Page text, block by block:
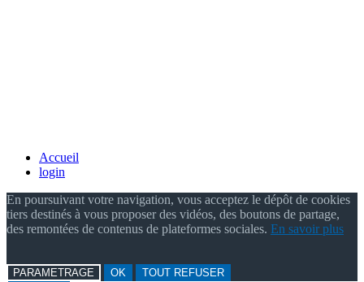
Accueil
login
En poursuivant votre navigation, vous acceptez le dépôt de cookies
tiers destinés à vous proposer des vidéos, des boutons de partage,
des remontées de contenus de plateformes sociales. En savoir plus
PARAMETRAGE OK
TOUT REFUSER